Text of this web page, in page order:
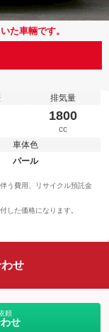
た車輛です。
排気量
1800
cc
車体色
パール
う費用、リサイクル預託金
した価格になります。
せ
頼
せ